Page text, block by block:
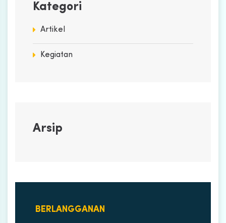
Kategori
Artikel
Kegiatan
Arsip
BERLANGGANAN